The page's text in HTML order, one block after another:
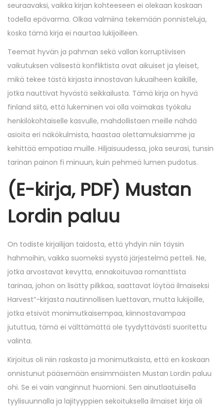
seuraavaksi, vaikka kirjan kohteeseen ei olekaan koskaan
todella epävarma. Olkaa valmiina tekemään ponnisteluja,
koska tämä kirja ei naurtaa lukijoilleen.
Teemat hyvän ja pahman sekä vallan korruptiivisen
vaikutuksen välisestä konfliktista ovat aikuiset ja yleiset,
mikä tekee tästä kirjasta innostavan lukuaiheen kaikille,
jotka nauttivat hyvästä seikkailusta. Tämä kirja on hyvä
finland siitä, että lukeminen voi olla voimakas työkalu
henkilökohtaiselle kasvulle, mahdollistaen meille nähdä
asioita eri näkökulmista, haastaa olettamuksiamme ja
kehittää empatiaa muille. Hiljaisuudessa, joka seurasi, tunsin
tarinan painon fi minuun, kuin pehmeä lumen pudotus.
(E-kirja, PDF) Mustan
Lordin paluu
On todiste kirjailijan taidosta, että yhdyin niin täysin
hahmoihin, vaikka suomeksi syystä järjestelmä petteli. Ne,
jotka arvostavat kevytta, ennakoituvaa romanttista
tarinaa, johon on lisätty pilkkaa, saattavat löytää ilmaiseksi
Harvest”-kirjasta nautinnollisen luettavan, mutta lukijoille,
jotka etsivät monimutkaisempaa, kiinnostavampaa
jututtua, tämä ei välttämättä ole tyydyttävästi suoritettu
valinta.
Kirjoitus oli niin raskasta ja monimutkaista, että en koskaan
onnistunut pääsemään ensimmäisten Mustan Lordin paluu
ohi. Se ei vain vanginnut huomioni. Sen ainutlaatuisella
tyylisuunnalla ja lajityyppien sekoituksella ilmaiset kirja oli